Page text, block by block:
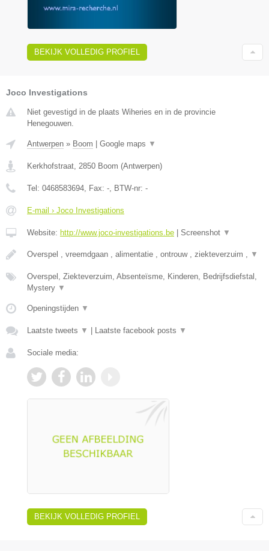
BEKIJK VOLLEDIG PROFIEL
Joco Investigations
Niet gevestigd in de plaats Wiheries en in de provincie
Henegouwen.
Antwerpen » Boom Google maps ▼
Kerkhofstraat 2850 Boom (Antwerpen)
Tel: 0468583694 , Fax: - , BTW-nr: -
E-mail › Joco Investigations
Website: http://www.joco-investigations.be Screenshot ▼
Overspel , vreemdgaan , alimentatie , ontrouw , ziekteverzuim , ▼
Overspel, Ziekteverzuim, Absenteïsme, Kinderen, Bedrijfsdiefstal,
Mystery ▼
Openingstijden ▼
Laatste tweets ▼ Laatste facebook posts ▼
Sociale media:
BEKIJK VOLLEDIG PROFIEL